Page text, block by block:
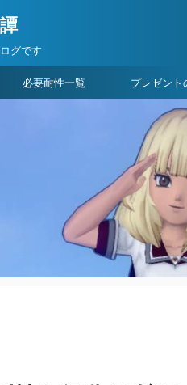
グです
必要耐性一覧 プレゼント